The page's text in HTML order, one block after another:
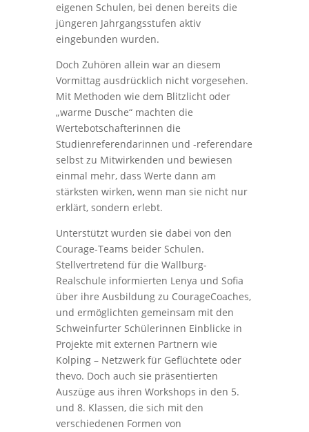
eigenen Schulen, bei denen bereits die
jüngeren Jahrgangsstufen aktiv
eingebunden wurden.
Doch Zuhören allein war an diesem
Vormittag ausdrücklich nicht vorgesehen.
Mit Methoden wie dem Blitzlicht oder
„warme Dusche“ machten die
Wertebotschafterinnen die
Studienreferendarinnen und -referendare
selbst zu Mitwirkenden und bewiesen
einmal mehr, dass Werte dann am
stärksten wirken, wenn man sie nicht nur
erklärt, sondern erlebt.
Unterstützt wurden sie dabei von den
Courage-Teams beider Schulen.
Stellvertretend für die Wallburg-
Realschule informierten Lenya und Sofia
über ihre Ausbildung zu CourageCoaches,
und ermöglichten gemeinsam mit den
Schweinfurter Schülerinnen Einblicke in
Projekte mit externen Partnern wie
Kolping – Netzwerk für Geflüchtete oder
thevo. Doch auch sie präsentierten
Auszüge aus ihren Workshops in den 5.
und 8. Klassen, die sich mit den
verschiedenen Formen von